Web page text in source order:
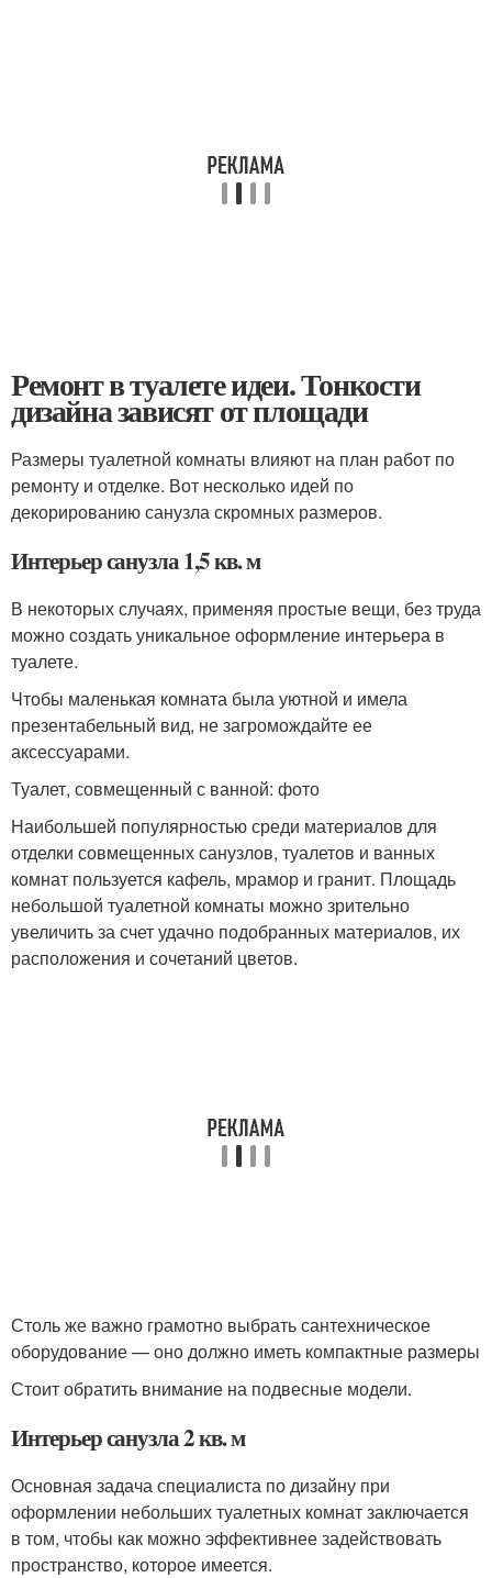
Ремонт в туалете идеи. Тонкости
дизайна зависят от площади
Размеры туалетной комнаты влияют на план работ по
ремонту и отделке. Вот несколько идей по
декорированию санузла скромных размеров.
Интерьер санузла 1,5 кв. м
В некоторых случаях, применяя простые вещи, без труда
можно создать уникальное оформление интерьера в
туалете.
Чтобы маленькая комната была уютной и имела
презентабельный вид, не загромождайте ее
аксессуарами.
Туалет, совмещенный с ванной: фото
Наибольшей популярностью среди материалов для
отделки совмещенных санузлов, туалетов и ванных
комнат пользуется кафель, мрамор и гранит. Площадь
небольшой туалетной комнаты можно зрительно
увеличить за счет удачно подобранных материалов, их
расположения и сочетаний цветов.
Столь же важно грамотно выбрать сантехническое
оборудование — оно должно иметь компактные размеры
Стоит обратить внимание на подвесные модели.
Интерьер санузла 2 кв. м
Основная задача специалиста по дизайну при
оформлении небольших туалетных комнат заключается
в том, чтобы как можно эффективнее задействовать
пространство, которое имеется.